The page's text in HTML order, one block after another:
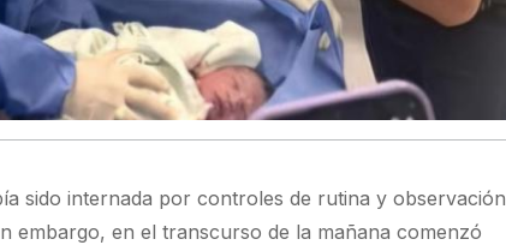
sido internada por controles de rutina y observación
embargo, en el transcurso de la mañana comenzó